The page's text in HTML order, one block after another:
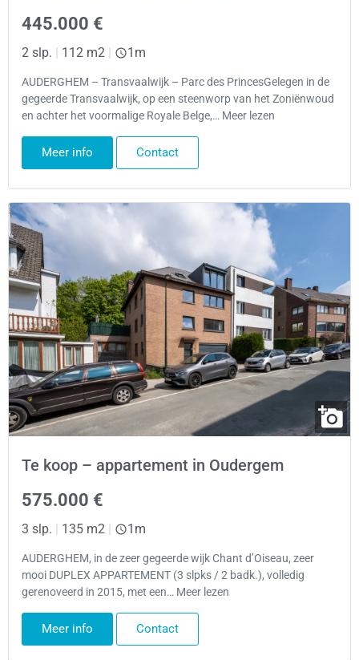
445.000 €
2 slp. | 112 m2 | 1m
AUDERGHEM – Transvaalwijk – Parc des PrincesGelegen in de
gegeerde Transvaalwijk, op een steenworp van het Zoniënwoud
en achter het voormalige Royale Belge,… Meer lezen
Meer info Contact
Te koop – appartement in Oudergem
575.000 €
3 slp. | 135 m2 | 1m
AUDERGHEM, in de zeer gegeerde wijk Chant d’Oiseau, zeer
mooi DUPLEX APPARTEMENT (3 slpks / 2 badk.), volledig
gerenoveerd in 2015, met een… Meer lezen
Meer info Contact